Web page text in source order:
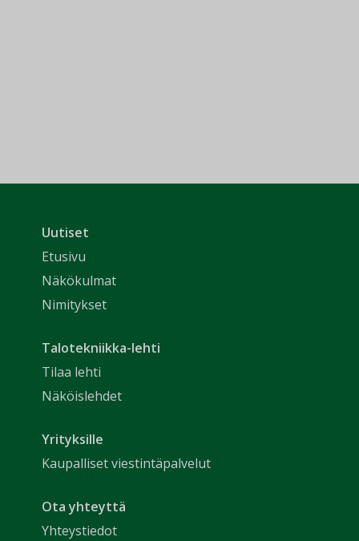
Uutiset
Etusivu
Näkökulmat
Nimitykset
Talotekniikka-lehti
Tilaa lehti
Näköislehdet
Yrityksille
Kaupalliset viestintäpalvelut
Ota yhteyttä
Yhteystiedot